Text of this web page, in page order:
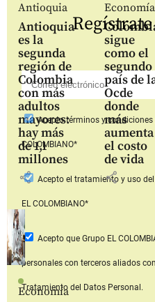
Antioquia
Antioquia
es la
segunda
región de
Colombia
con más
adultos
mayores:
hay más
de 1,1
millones
share
Economía
sigue
como el
segundo
país de
Ocde
donde
más
aumenta
el costo
de vida
share
Economía
Regístrate
Aceptotérminos y
COLOMBIANO*
Acepto el tratamiento y uso
EL COLOMBIANO*
Acepto que Grupo EL
personales con terceros aliados
Tratamiento del Datos Personal.